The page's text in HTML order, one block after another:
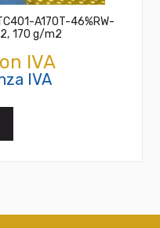
A170T-46%RW-
170 g/m2
IVA
IVA